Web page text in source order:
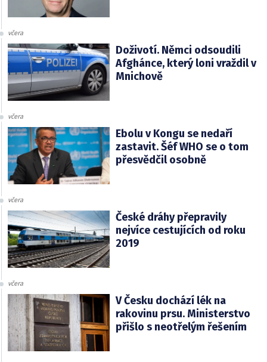
včera
Doživotí. Němci odsoudili
Afghánce, který loni vraždil v
Mnichově
včera
Ebolu v Kongu se nedaří
zastavit. Šéf WHO se o tom
přesvědčil osobně
včera
České dráhy přepravily
nejvíce cestujících od roku
2019
včera
V Česku dochází lék na
rakovinu prsu. Ministerstvo
přišlo s neotřelým řešením